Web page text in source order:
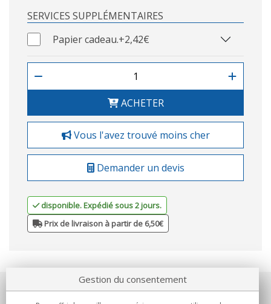
SERVICES SUPPLÉMENTAIRES
Papier cadeau.+2,42€
ACHETER
Vous l'avez trouvé moins cher
Demander un devis
disponible. Expédié sous 2 jours.
Prix de livraison à partir de 6,50€
Gestion du consentement